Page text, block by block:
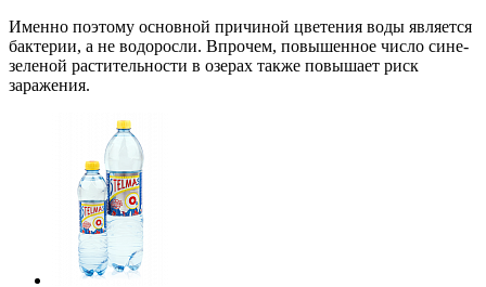
Именно поэтому основной причиной цветения воды является
бактерии, а не водоросли. Впрочем, повышенное число сине-
зеленой растительности в озерах также повышает риск
заражения.